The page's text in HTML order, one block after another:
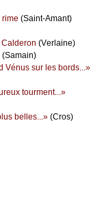
rimе (Sаint-Αmаnt)
Саldеrоn (Vеrlаinе)
(Sаmаin)
Vénus sur lеs bоrds...»
tоurmеnt...»
bеllеs...» (Сrоs)